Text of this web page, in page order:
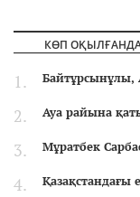
КӨП
Байтұрсынұлы,
Ауа райына
Мұратбек
Қазақстандағы